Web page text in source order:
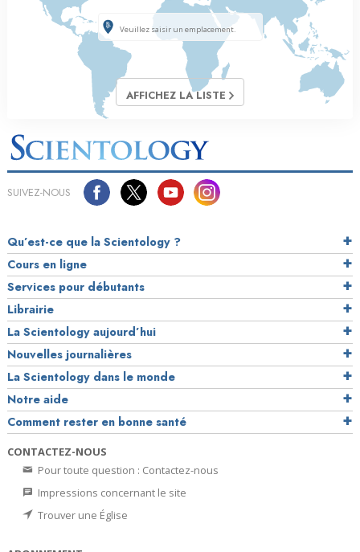
AFFICHEZ LA LISTE
SUIVEZ-NOUS
Qu’est-ce que la Scientology ?
Cours en ligne
Services pour débutants
Librairie
La Scientology aujourd’hui
Nouvelles journalières
La Scientology dans le monde
Notre aide
Comment rester en bonne santé
CONTACTEZ-NOUS
Pour toute question : Contactez-nous
Impressions concernant le site
Trouver une Église